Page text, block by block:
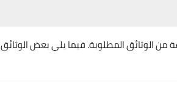
الوثائق المطلوبة. فيما يلي بعض الوثائق